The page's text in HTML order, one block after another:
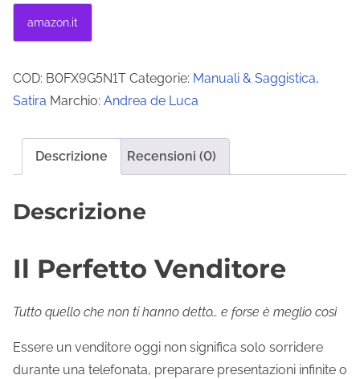
amazon.it
COD: B0FX9G5N1T Categorie: Manuali & Saggistica,
Satira Marchio: Andrea de Luca
Descrizione Recensioni (0)
Descrizione
Il Perfetto Venditore
Tutto quello che non ti hanno detto… e forse è meglio così
Essere un venditore oggi non significa solo sorridere
durante una telefonata, preparare presentazioni infinite o